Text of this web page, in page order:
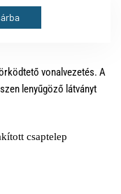
vonalvezetés. A
lenyűgöző látványt
csaptelep